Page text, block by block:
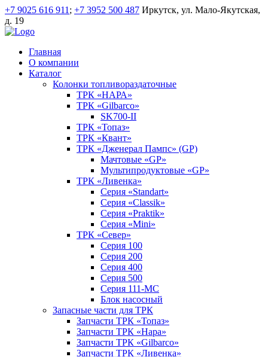
+7 9025 616 911 ; +7 3952 500 487 Иркутск, ул. Мало-Якутская,
д. 19
Главная
О компании
Каталог
Колонки топливораздаточные
ТРК «НАРА»
ТРК «Gilbarco»
SK700-II
ТРК «Топаз»
ТРК «Квант»
ТРК «Дженерал Пампс» (GP)
Мачтовые «GP»
Мультипродуктовые «GP»
ТРК «Ливенка»
Серия «Standart»
Серия «Classik»
Серия «Praktik»
Серия «Mini»
ТРК «Север»
Серия 100
Серия 200
Серия 400
Серия 500
Серия 111-МС
Блок насосный
Запасные части для ТРК
Запчасти ТРК «Топаз»
Запчасти ТРК «Нара»
Запчасти ТРК «Gilbarco»
Запчасти ТРК «Ливенка»